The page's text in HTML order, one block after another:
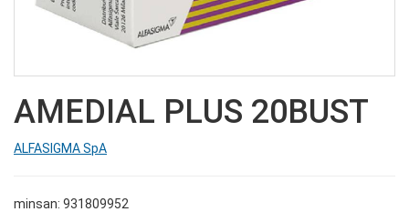
AMEDIAL PLUS 20BUST
ALFASIGMA SpA
minsan: 931809952